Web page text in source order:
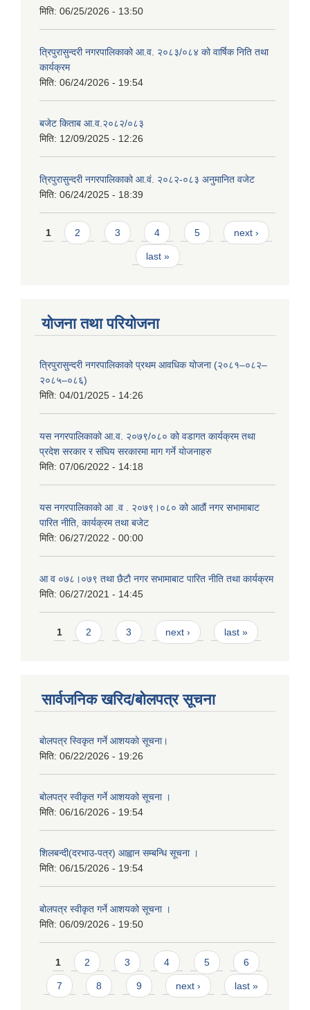
मिति: 06/25/2026 - 13:50
त्रिपुरासुन्दरी नगरपालिकाको आ.व. २०८३/०८४ को वार्षिक निति तथा
कार्यक्रम
मिति: 06/24/2026 - 19:54
बजेट किताब आ.व.२०८२/०८३
मिति: 12/09/2025 - 12:26
त्रिपुरासुन्दरी नगरपालिकाको आ.वं. २०८२-०८३ अनुमानित वजेट
मिति: 06/24/2025 - 18:39
Pages
1 2 3 4 5 next ›
last »
योजना तथा परियोजना
त्रिपुरासुन्दरी नगरपालिकाको प्रथम आवधिक योजना (२०८१–०८२–
२०८५–०८६)
मिति: 04/01/2025 - 14:26
यस नगरपालिकाको आ.व. २०७९/०८० को वडागत कार्यक्रम तथा
प्रदेश सरकार र संघिय सरकारमा माग गर्ने याेजनाहरु
मिति: 07/06/2022 - 14:18
यस नगरपालिकाको आ‍ .व . २०७९।०८० को आठौं नगर सभामाबाट
पारित नीति, कार्यक्रम तथा बजेट
मिति: 06/27/2022 - 00:00
आ‍ व ०७८।०७९ तथा छैटाै नगर सभामाबाट पारित नीति तथा कार्यक्रम
मिति: 06/27/2021 - 14:45
Pages
1 2 3 next › last »
सार्वजनिक खरिद/बोलपत्र सूचना
बाेलपत्र स्विकृत गर्ने आशयकाे सूचना।
मिति: 06/22/2026 - 19:26
बोलपत्र स्वीकृत गर्ने आशयको सूचना ।
मिति: 06/16/2026 - 19:54
शिलबन्दी(दरभाउ-पत्र) आह्वान सम्बन्धि सूचना ।
मिति: 06/15/2026 - 19:54
बोलपत्र स्वीकृत गर्ने आशयको सूचना ।
मिति: 06/09/2026 - 19:50
Pages
1 2 3 4 5 6
7 8 9 next › last »